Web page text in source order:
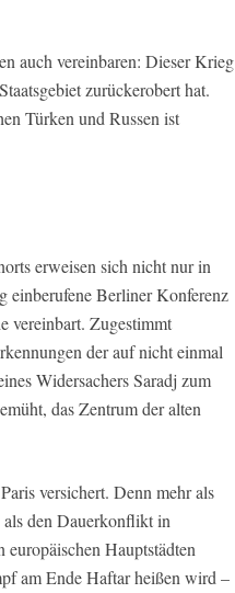
auch vereinbaren: Dieser Krieg
zurückerobert hat.
Türken und Russen ist
erweisen sich nicht nur in
einberufene Berliner Konferenz
vereinbart. Zugestimmt
der auf nicht einmal
Widersachers Saradj zum
das Zentrum der alten
versichert. Denn mehr als
als den Dauerkonflikt in
Hauptstädten
am Ende Haftar heißen wird –